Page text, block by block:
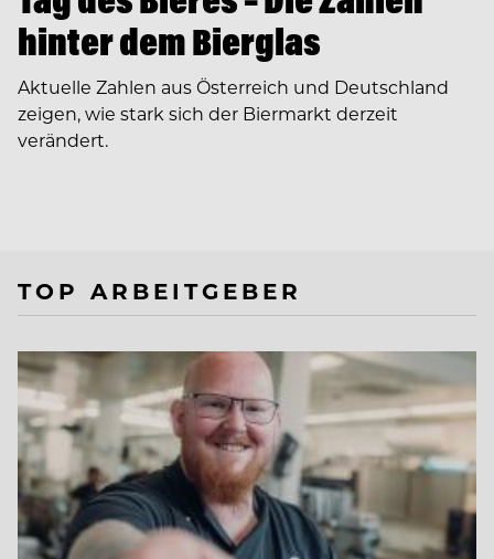
hinter dem Bierglas
Aktuelle Zahlen aus Österreich und Deutschland
zeigen, wie stark sich der Biermarkt derzeit
verändert.
TOP ARBEITGEBER